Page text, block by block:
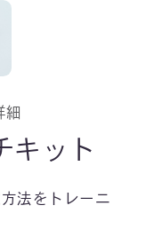
細
キット
法をトレーニ